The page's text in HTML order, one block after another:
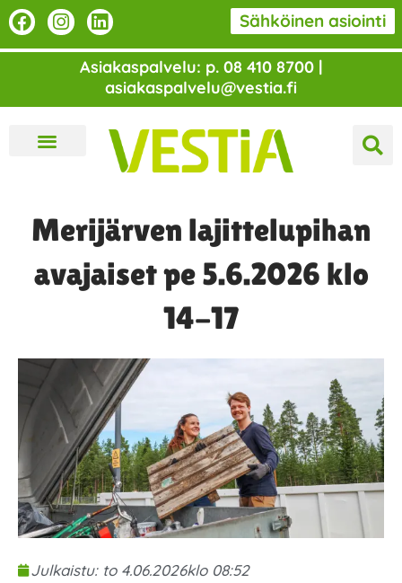
Siirry
sisältöön
F
a
c
o
I
n
s
g
L
i
n
k
e
d
Sähköinen asiointi
Asiakaspalvelu: p. 08 410 8700 |
asiakaspalvelu@vestia.fi
Merijärven lajittelupihan
avajaiset pe 5.6.2026 klo
14-17
Julkaistu: to 4.06.2026klo 08:52